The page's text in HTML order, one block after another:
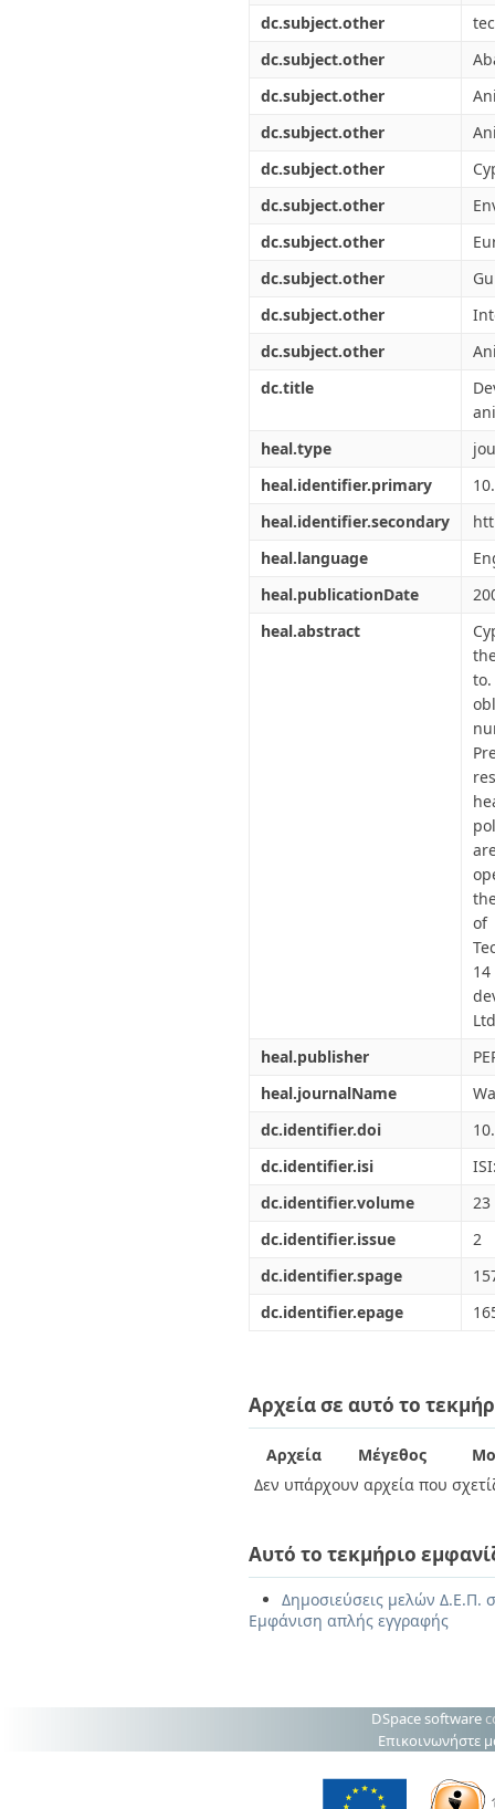
dc.subject.other
dc.subject.other
dc.subject.other
dc.subject.other
dc.subject.other
dc.subject.other
dc.subject.other
dc.subject.other
dc.subject.other
dc.subject.other
dc.title
heal.type
heal.identifier.primary
heal.identifier.secondary
heal.language
heal.publicationDate
heal.abstract
of
heal.publisher
heal.journalName
dc.identifier.doi
dc.identifier.isi
dc.identifier.volume
23
dc.identifier.issue
2
dc.identifier.spage
dc.identifier.epage
Αρχεία σε αυτό το
Αρχεία Μέγεθος
Δεν υπάρχουν αρχεία που
Αυτό το τεκμήριο
Δημοσιεύσεις μελών Δ.Ε.Π.
Εμφάνιση απλής εγγραφής
DSpace software
Επικοινωνήστε